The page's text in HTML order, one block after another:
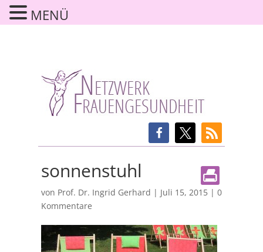
sonnenstuhl
von Prof. Dr. Ingrid Gerhard | Juli 15, 2015| 0
Kommentare
MENÜ